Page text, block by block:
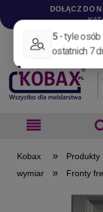
DOŁĄCZ DO
Aktualności
Pliki do pobrania
» Produkty
wymiar
» Fronty